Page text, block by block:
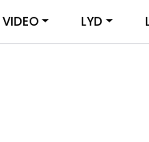
| KONTAKT OSS
VIDEO LYD